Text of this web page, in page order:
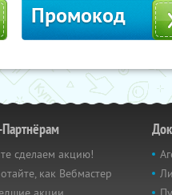
Промокод
сделаем акцию!
как Вебмастер